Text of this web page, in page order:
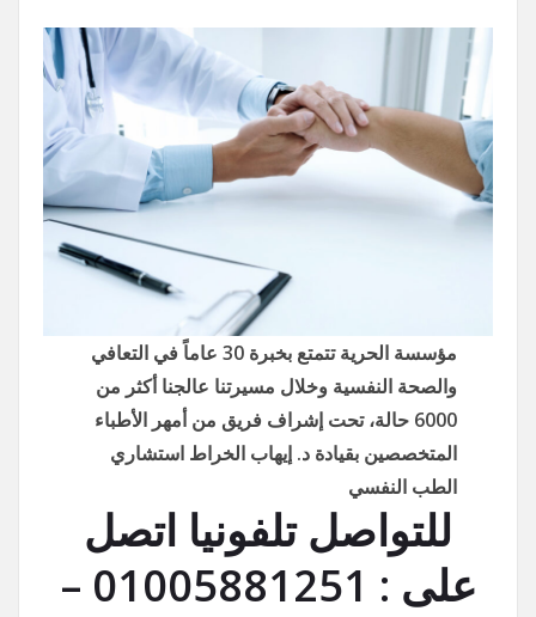
مؤسسة الحرية تتمتع بخبرة 30 عاماً في التعافي
والصحة النفسية وخلال مسيرتنا عالجنا أكثر من
6000 حالة، تحت إشراف فريق من أمهر الأطباء
المتخصصين بقيادة د. إيهاب الخراط استشاري
الطب النفسي
للتواصل تلفونيا اتصل
على : 01005881251 –